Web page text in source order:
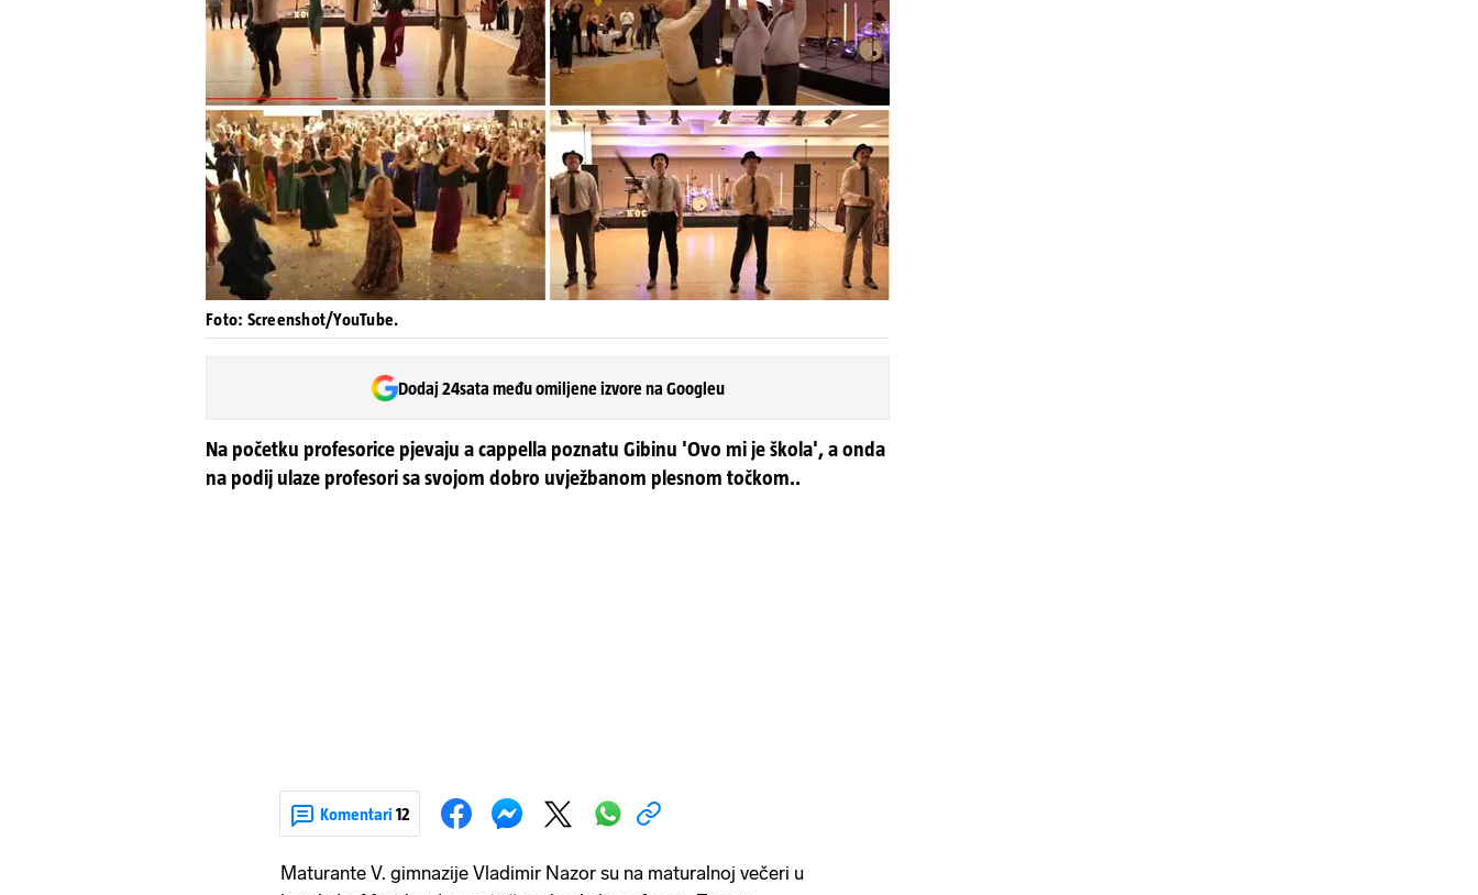
Foto: Screenshot/YouTube.
Dodaj 24sata među omiljene izvore na Googleu
Na početku profesorice pjevaju a cappella poznatu Gibinu 'Ovo mi je škola', a onda
na podij ulaze profesori sa svojom dobro uvježbanom plesnom točkom..
Komentari 12
Maturante V. gimnazije Vladimir Nazor su na maturalnoj večeri u